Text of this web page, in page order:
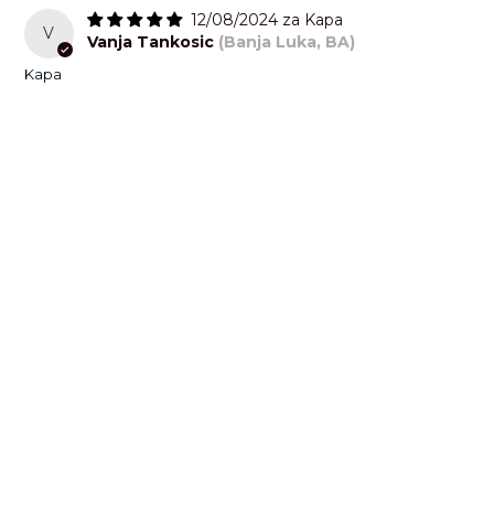
V
12/08/2024
Kapa
Vanja Tankosic (Banja Luka, BA)
Kapa